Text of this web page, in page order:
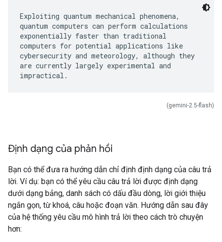
Exploiting quantum mechanical phenomena,
quantum computers can perform calculations
exponentially faster than traditional
computers for potential applications like
cybersecurity and meteorology, although they
are currently largely experimental and
(gemini-2.5-flash)
Định dạng của phản hồi
Bạn có thể đưa ra hướng dẫn chỉ định định dạng của câu trả
lời. Ví dụ: bạn có thể yêu cầu câu trả lời được định dạng
dưới dạng bảng, danh sách có dấu đầu dòng, lời giới thiệu
ngắn gọn, từ khoá, câu hoặc đoạn văn. Hướng dẫn sau đây
của hệ thống yêu cầu mô hình trả lời theo cách trò chuyện
hơn: